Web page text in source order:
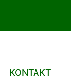
KONTAKT